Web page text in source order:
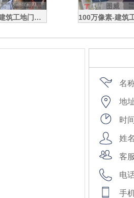
100万像素-深圳宝安某建筑工地门禁出入口高清监控演示
名
地
时
姓
客
电
手